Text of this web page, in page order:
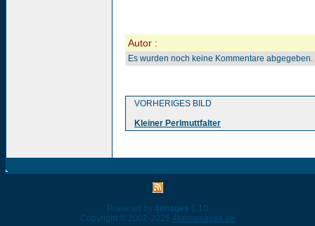
Autor :
Es wurden noch keine Kommentare abgegeben.
VORHERIGES BILD
Kleiner Perlmuttfalter
Powered by 4images 1.10
Copyright © 2002-2026 4homepages.de